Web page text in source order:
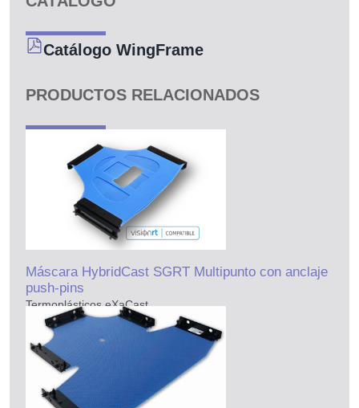
Catálogo WingFrame
PRODUCTOS RELACIONADOS
Máscara HybridCast SGRT Multipunto con anclaje
push-pins
Termoplásticos eXaCast